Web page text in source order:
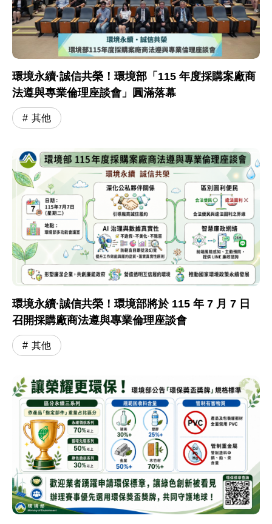
環境永續·誠信共榮！環境部「115 年度採購案廠商
法遵與專業倫理座談會」圓滿落幕
其他
環境永續·誠信共榮！環境部將於 115 年 7 月 7 日
召開採購廠商法遵與專業倫理座談會
其他